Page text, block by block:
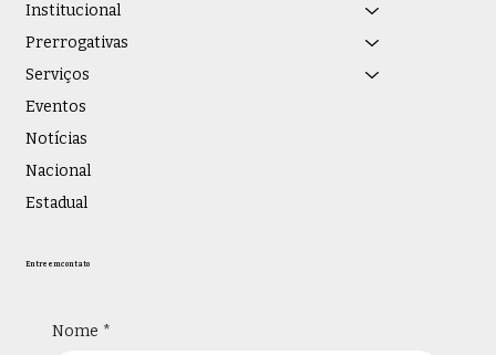
Entre em contato
Nome *
Institucional
Prerrogativas
Serviços
Eventos
Notícias
Nacional
Estadual